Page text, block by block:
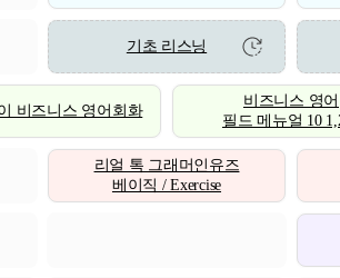
기초 리스닝
비즈니스 영어회화
비즈니스 영어
필드 메뉴얼 10
리얼 톡 그래머인유즈
베이직 / Exercise